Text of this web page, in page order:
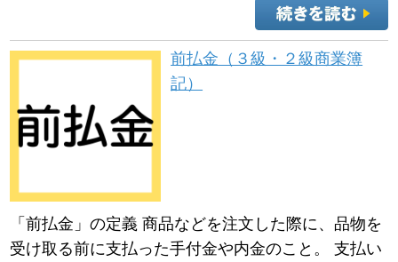
前払金（３級・２級商業簿
記）
「前払金」の定義 商品などを注文した際に、品物を
受け取る前に支払った手付金や内金のこと。 支払い